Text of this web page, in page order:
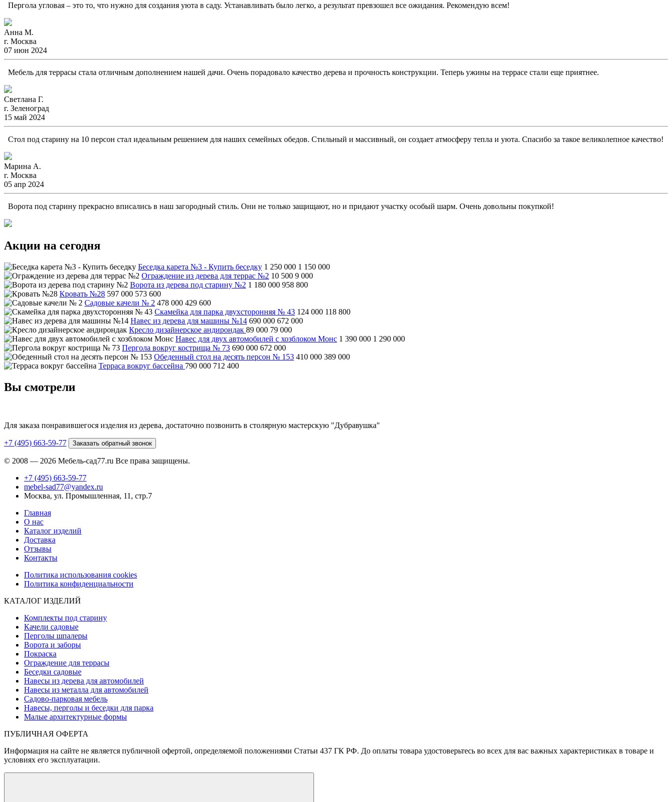
Пергола угловая – это то, что нужно для создания уюта в саду. Устанавливать было легко, а результат превзошел все ожидания. Рекомендую всем!
Анна М.
г. Москва
07 июн 2024
Мебель для террасы стала отличным дополнением нашей дачи. Очень порадовало качество дерева и прочность конструкции. Теперь ужины на террасе стали еще приятнее.
Светлана Г.
г. Зеленоград
15 май 2024
Стол под старину на 10 персон стал идеальным решением для наших семейных обедов. Стильный и массивный, он создает атмосферу тепла и уюта. Спасибо за такое великолепное качество!
Марина А.
г. Москва
05 апр 2024
Ворота под старину прекрасно вписались в наш загородный стиль. Они не только защищают, но и придают участку особый шарм. Очень довольны покупкой!
Акции на сегодня
Беседка карета №3 - Купить беседку 1 250 000 1 150 000
Ограждение из дерева для террас №2 10 500 9 000
Ворота из дерева под старину №2 1 180 000 958 800
Кровать №28 597 000 573 600
Садовые качели № 2 478 000 429 600
Скамейка для парка двухсторонняя № 43 124 000 118 800
Навес из дерева для машины №14 690 000 672 000
Кресло дизайнерское андирондак 89 000 79 000
Навес для двух автомобилей с хозблоком Монс 1 390 000 1 290 000
Пергола вокруг кострища № 73 690 000 672 000
Обеденный стол на десять персон № 153 410 000 389 000
Терраса вокруг бассейна 790 000 712 400
Вы смотрели
Для заказа понравившегося изделия из дерева, достаточно позвонить в столярную мастерскую "Дубравушка"
+7 (495) 663-59-77 Заказать обратный звонок
© 2008 — 2026 Мебель-сад77.ru Все права защищены.
+7 (495) 663-59-77
mebel-sad77@yandex.ru
Москва, ул. Промышленная, 11, стр.7
Главная
О нас
Каталог изделий
Доставка
Отзывы
Контакты
Политика использования cookies
Политика конфиденциальности
КАТАЛОГ ИЗДЕЛИЙ
Комплекты под старину
Качели садовые
Перголы шпалеры
Ворота и заборы
Покраска
Ограждение для террасы
Беседки садовые
Навесы из дерева для автомобилей
Навесы из металла для автомобилей
Садово-парковая мебель
Навесы, перголы и беседки для парка
Малые архитектурные формы
ПУБЛИЧНАЯ ОФЕРТА
Информация на сайте не является публичной офертой, определяемой положениями Статьи 437 ГК РФ. До оплаты товара удостоверьтесь во всех для вас важных характеристиках в товаре и
условиях его эксплуатации.